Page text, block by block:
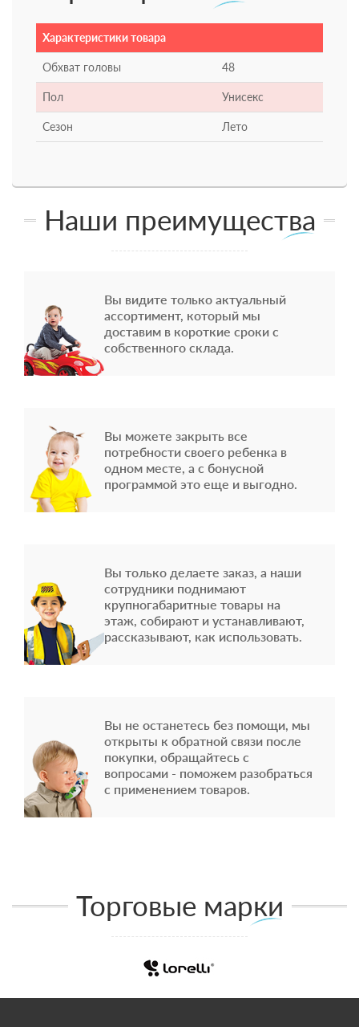
Характеристики товара
Обхват головы 48
Пол Унисекс
Сезон Лето
Наши преимущества
Вы видите только актуальный
ассортимент, который мы
доставим в короткие сроки с
собственного склада.
Вы можете закрыть все
потребности своего ребенка в
одном месте, а с бонусной
программой это еще и выгодно.
Вы только делаете заказ, а наши
сотрудники поднимают
крупногабаритные товары на
этаж, собирают и устанавливают,
рассказывают, как использовать.
Вы не останетесь без помощи, мы
открыты к обратной связи после
покупки, обращайтесь с
вопросами - поможем разобраться
с применением товаров.
Торговые марки